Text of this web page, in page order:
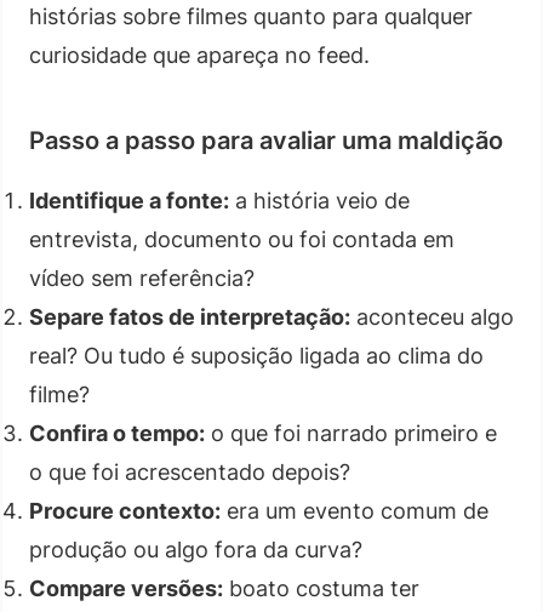
histórias sobre filmes quanto para qualquer
curiosidade que apareça no feed.
Passo a passo para avaliar uma maldição
Identifique a fonte: a história veio de
entrevista, documento ou foi contada em
vídeo sem referência?
Separe fatos de interpretação: aconteceu algo
real? Ou tudo é suposição ligada ao clima do
filme?
Confira o tempo: o que foi narrado primeiro e
o que foi acrescentado depois?
Procure contexto: era um evento comum de
produção ou algo fora da curva?
Compare versões: boato costuma ter